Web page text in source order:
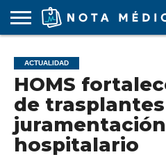
MÉDICA
ARS
ARTÍCULO
ACTUALIDAD
COLEGIO
MÉDICO
COVID-
19
EDUCACIÓN
MÉDICA
ESTUDIANTES
FARMACÉUTICAS
GUBERNAMENTAL
HOSPITALES
Y CLÍNICAS
MARKETING
MÉDICO
RESIDENTES
SALUD
LABORAL
SOCIEDADES
MÉDICAS
TURISMO
MÉDICO
VÍDEOS
ACTUALIDAD
HOMS
de
hospitalario